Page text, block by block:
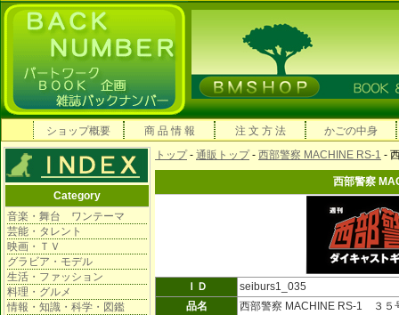
ショップ概要 商 品 情 報 注 文 方 法 かごの中身
Category
音楽・舞台 ワンテーマ
芸能・タレント
映画・ＴＶ
グラビア・モデル
生活・ファッション
料理・グルメ
情報・知識・科学・図鑑
トップ- 通販トップ- 西部警察 MACHINE RS-1 -
西部警察
ＩＤ
seiburs1_035
品名
西部警察 MACHINE RS-1 ３５